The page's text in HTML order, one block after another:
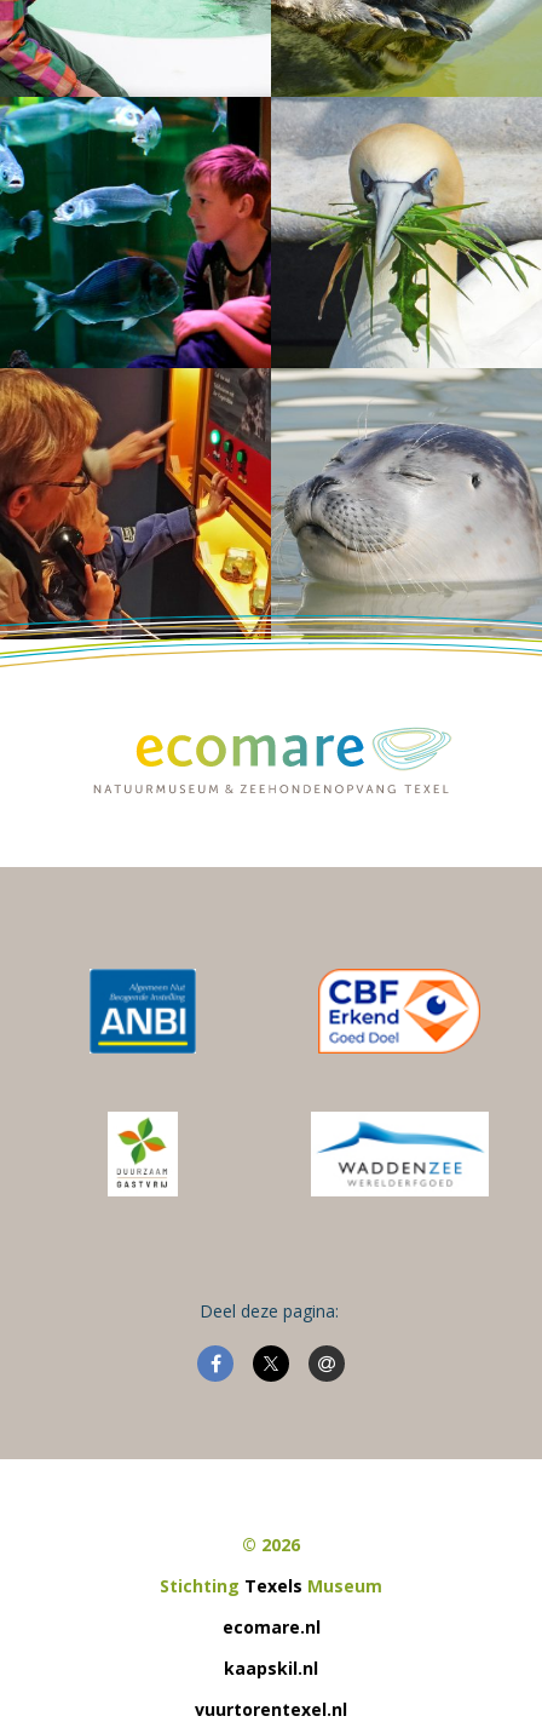
Deel deze pagina:
© 2026
Stichting Texels Museum
ecomare.nl
kaapskil.nl
vuurtorentexel.nl